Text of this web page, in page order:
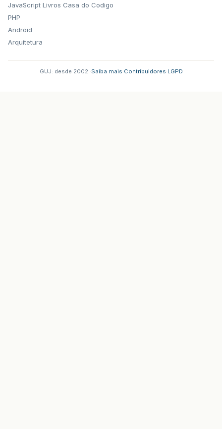
JavaScript
PHP
Android
Arquitetura
Livros Casa do Codigo
GUJ: desde 2002. Saiba mais Contribuidores LGPD